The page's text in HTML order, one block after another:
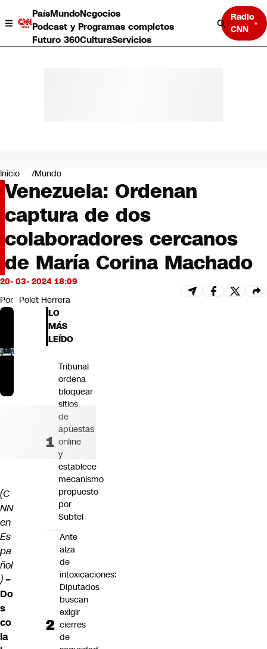
PaísMundoNegocios
Podcast y Programas completos
Futuro 360CulturaServicios
Radio
CNN
Negocios
Deportes
Programas completos
Cultura
Servicios
Bits
CNN tiempo
Futuro 360
Inicio Mundo
Venezuela: Ordenan
captura de dos
colaboradores cercanos
de María Corina Machado
20- 03- 2024 18:09
Por Polet Herrera
(C
NN
en
Es
pa
ñol
) –
Do
s
co
la
LO
MÁS
LEÍDO
Tribunal
ordena
bloquear
sitios
de
apuestas
online
y
establece
mecanismo
propuesto
por
Subtel
Ante
alza
de
intoxicaciones:
Diputados
buscan
exigir
cierres
de